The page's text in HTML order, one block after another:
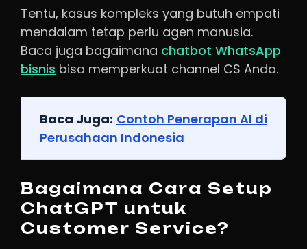
Tentu, kasus kompleks yang butuh empati
mendalam tetap perlu agen manusia.
Baca juga bagaimana chatbot WhatsApp
bisnis bisa memperkuat channel CS Anda.
Baca Juga: Contoh Penerapan AI di
Perusahaan Indonesia
Bagaimana Cara Setup
ChatGPT untuk
Customer Service?